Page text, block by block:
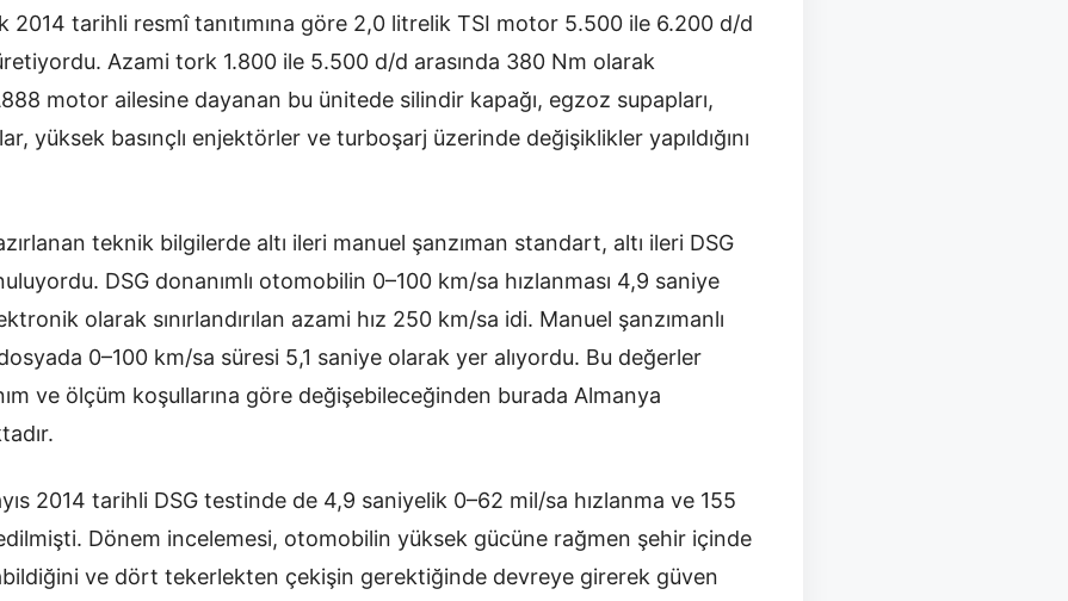
2014 tarihli resmî tanıtımına göre 2,0 litrelik TSI motor 5.500 ile 6.200 d/d
Azami tork 1.800 ile 5.500 d/d arasında 380 Nm olarak
motor ailesine dayanan bu ünitede silindir kapağı, egzoz supapları,
yüksek basınçlı enjektörler ve turboşarj üzerinde değişiklikler yapıldığını
teknik bilgilerde altı ileri manuel şanzıman standart, altı ileri DSG
DSG donanımlı otomobilin 0–100 km/sa hızlanması 4,9 saniye
olarak sınırlandırılan azami hız 250 km/sa idi. Manuel şanzımanlı
0–100 km/sa süresi 5,1 saniye olarak yer alıyordu. Bu değerler
ve ölçüm koşullarına göre değişebileceğinden burada Almanya
2014 tarihli DSG testinde de 4,9 saniyelik 0–62 mil/sa hızlanma ve 155
Dönem incelemesi, otomobilin yüksek gücüne rağmen şehir içinde
ve dört tekerlekten çekişin gerektiğinde devreye girerek güven